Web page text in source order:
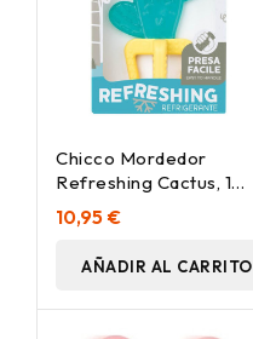
Chicco Mordedor
Refreshing Cactus, 1
Unidad
10,95 €
AÑADIR AL CARRITO